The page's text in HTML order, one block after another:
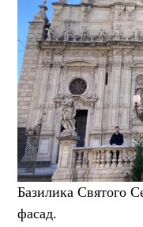
Базилика Святого
фасад.